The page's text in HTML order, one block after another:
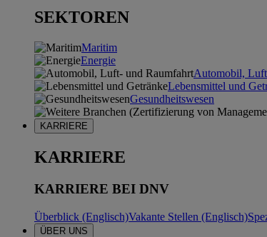
SEKTOREN
Maritim
Energie
Automobil,
Lebensmittel und
Gesundheitswesen
KARRIERE
KARRIERE
KARRIERE BEI DNV
Überblick (Englisch)Vakante Stellen (Englisch)
ÜBER UNS